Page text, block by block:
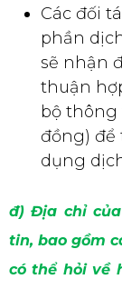
Các đối
phần
sẽ nhận
thuận
bộ
đồng)
dụng
đ) Địa chỉ
tin, bao gồm
có thể hỏi về